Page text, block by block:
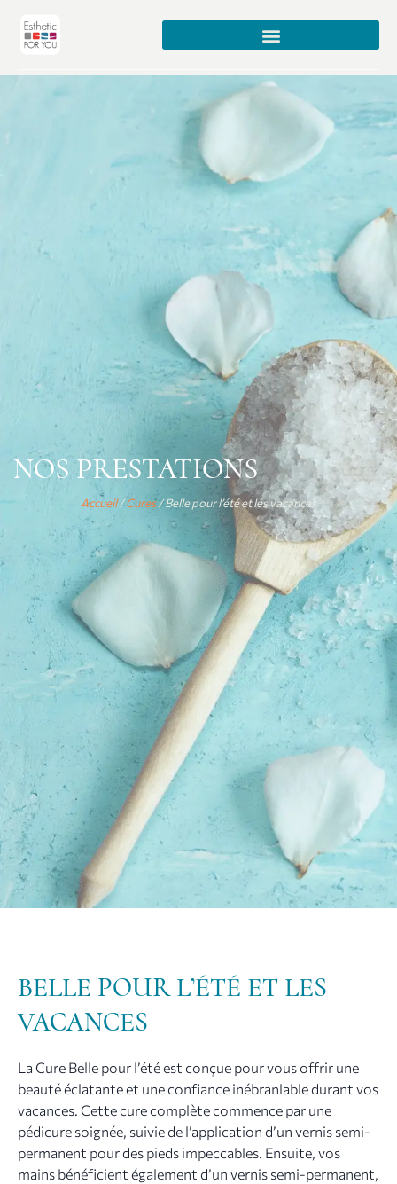
NOS PRESTATIONS
Accueil/Cures/ Belle pour l’été et les vacances
BELLE POUR L’ÉTÉ ET LES
VACANCES
La Cure Belle pour l’été est conçue pour vous offrir une
beauté éclatante et une confiance inébranlable durant vos
vacances. Cette cure complète commence par une
pédicure soignée, suivie de l’application d’un vernis semi-
permanent pour des pieds impeccables. Ensuite, vos
mains bénéficient également d’un vernis semi-permanent,